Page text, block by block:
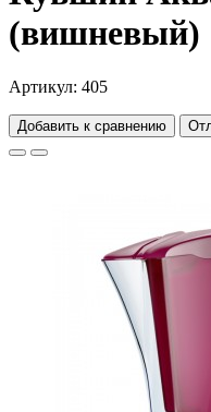
(вишневый)
Артикул: 405
Добавить к сравнению